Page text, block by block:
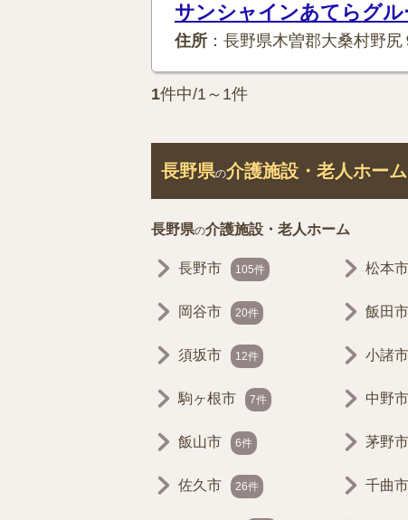
サンシャインあてらグ
住所 ：長野県木曽郡大桑村野尻
1件中/1～1件
長野県の介護施設・老人ホーム
長野県の介護施設・老人ホーム
長野市 105件 松本市
岡谷市 20件 飯田市
須坂市 12件 小諸市
駒ヶ根市 7件 中野市
飯山市 6件 茅野市
佐久市 26件 千曲市